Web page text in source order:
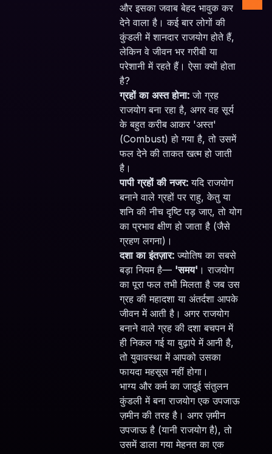
और इसका जवाब बेहद भावुक कर
देने वाला है। कई बार लोगों की
कुंडली में शानदार राजयोग होते हैं,
लेकिन वे जीवन भर गरीबी या
परेशानी में रहते हैं। ऐसा क्यों होता
है?
ग्रहों का अस्त होना: जो ग्रह
राजयोग बना रहा है, अगर वह सूर्य
के बहुत करीब आकर 'अस्त'
(Combust) हो गया है, तो उसमें
फल देने की ताकत खत्म हो जाती
है।
पापी ग्रहों की नजर: यदि राजयोग
बनाने वाले ग्रहों पर राहु, केतु या
शनि की नीच दृष्टि पड़ जाए, तो योग
का प्रभाव क्षीण हो जाता है (जैसे
ग्रहण लगना)।
दशा का इंतज़ार: ज्योतिष का सबसे
बड़ा नियम है— 'समय' । राजयोग
का पूरा फल तभी मिलता है जब उस
ग्रह की महादशा या अंतर्दशा आपके
जीवन में आती है। अगर राजयोग
बनाने वाले ग्रह की दशा बचपन में
ही निकल गई या बुढ़ापे में आनी है,
तो युवावस्था में आपको उसका
फायदा महसूस नहीं होगा।
भाग्य और कर्म का जादुई संतुलन
कुंडली में बना राजयोग एक उपजाऊ
ज़मीन की तरह है। अगर ज़मीन
उपजाऊ है (यानी राजयोग है), तो
उसमें डाला गया मेहनत का एक